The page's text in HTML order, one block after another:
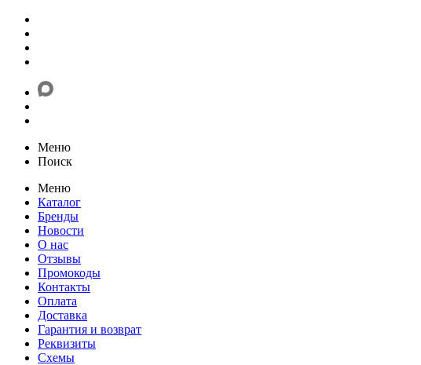
Меню
Поиск
Меню
Каталог
Бренды
Новости
О нас
Отзывы
Промокоды
Контакты
Оплата
Доставка
Гарантия и возврат
Реквизиты
Схемы